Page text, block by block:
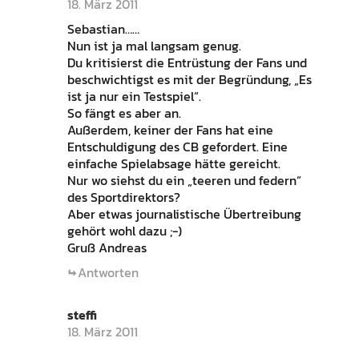
18. März 2011
Sebastian……
Nun ist ja mal langsam genug.
Du kritisierst die Entrüstung der Fans und
beschwichtigst es mit der Begründung, „Es
ist ja nur ein Testspiel“.
So fängt es aber an.
Außerdem, keiner der Fans hat eine
Entschuldigung des CB gefordert. Eine
einfache Spielabsage hätte gereicht.
Nur wo siehst du ein „teeren und federn“
des Sportdirektors?
Aber etwas journalistische Übertreibung
gehört wohl dazu ;-)
Gruß Andreas
Antworten
steffi
18. März 2011